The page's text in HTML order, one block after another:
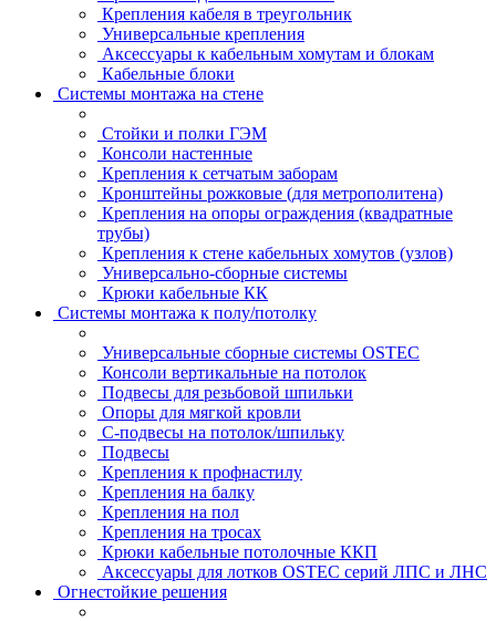
Крепления кабеля в треугольник
Универсальные крепления
Аксессуары к кабельным хомутам и блокам
Кабельные блоки
Системы монтажа на стене
Стойки и полки ГЭМ
Консоли настенные
Крепления к сетчатым заборам
Кронштейны рожковые (для метрополитена)
Крепления на опоры ограждения (квадратные
трубы)
Крепления к стене кабельных хомутов (узлов)
Универсально-сборные системы
Крюки кабельные КК
Системы монтажа к полу/потолку
Универсальные сборные системы OSTEC
Консоли вертикальные на потолок
Подвесы для резьбовой шпильки
Опоры для мягкой кровли
С-подвесы на потолок/шпильку
Подвесы
Крепления к профнастилу
Крепления на балку
Крепления на пол
Крепления на тросах
Крюки кабельные потолочные ККП
Аксессуары для лотков OSTEC серий ЛПС и ЛНС
Огнестойкие решения